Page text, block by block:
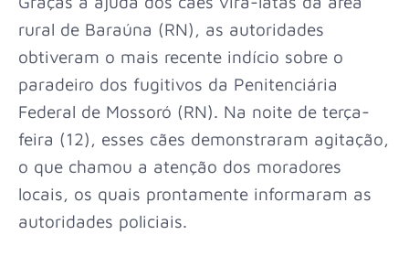
rural de Baraúna (RN), as autoridades
obtiveram o mais recente indício sobre o
paradeiro dos fugitivos da Penitenciária
Federal de Mossoró (RN). Na noite de terça-
feira (12), esses cães demonstraram agitação,
o que chamou a atenção dos moradores
locais, os quais prontamente informaram as
autoridades policiais.